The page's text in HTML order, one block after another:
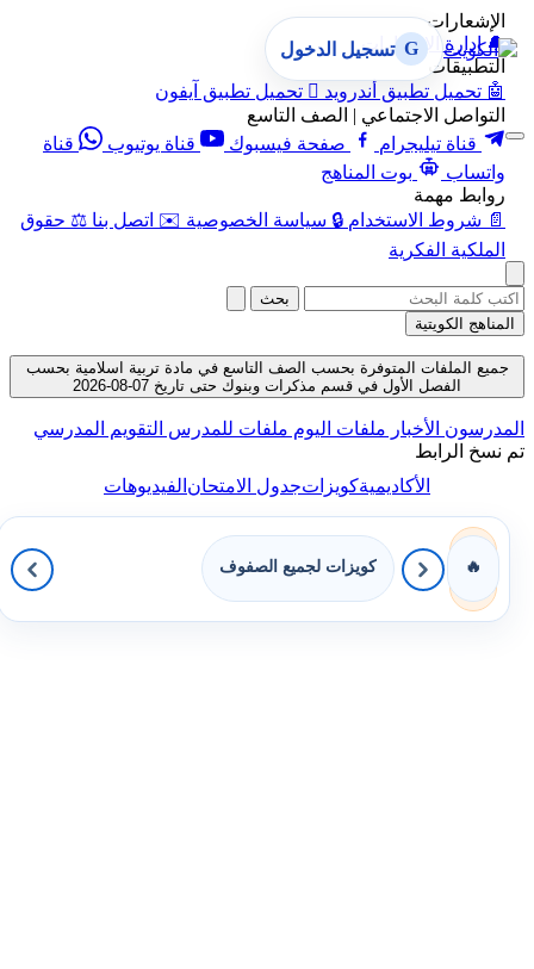
الإشعارات
🔔 إدارة الإشعارات
التطبيقات
🤖 تحميل تطبيق أندرويد  تحميل تطبيق آيفون
التواصل الاجتماعي | الصف التاسع
قناة تيليجرام
صفحة فيسبوك قناة يوتيوب
قناة
واتساب
بوت المناهج
روابط مهمة
📄 شروط الاستخدام 🔒 سياسة الخصوصية ✉️ اتصل بنا ⚖️ حقوق
الملكية الفكرية
G تسجيل الدخول
بحث
المناهج الكويتية
جميع الملفات المتوفرة بحسب الصف التاسع في مادة تربية اسلامية بحسب
الفصل الأول في قسم مذكرات وبنوك حتى تاريخ 07-08-2026
المدرسون الأخبار ملفات اليوم ملفات للمدرس التقويم المدرسي
تم نسخ الرابط
الأكاديميةكويزاتجدول الامتحانالفيديوهات
🔥 كويزات لجميع الصفوف